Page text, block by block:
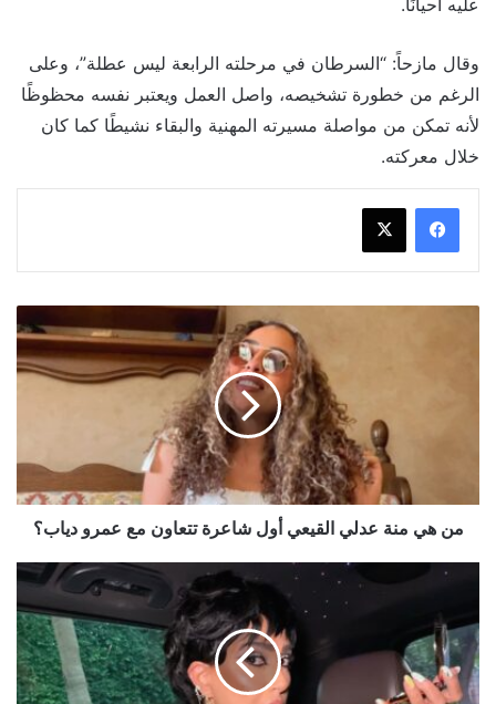
وقال مازحاً: “السرطان في مرحلته الرابعة ليس عطلة”، وعلى
الرغم من خطورة تشخيصه، واصل العمل ويعتبر نفسه محظوظًا
لأنه تمكن من مواصلة مسيرته المهنية والبقاء نشيطًا كما كان
خلال معركته.
مع
عمرومن هي منة عدلي القيعي أول شاعرة تتعاون مع عمرو دياب؟
الرازق
تلم
شمل
أسرتها